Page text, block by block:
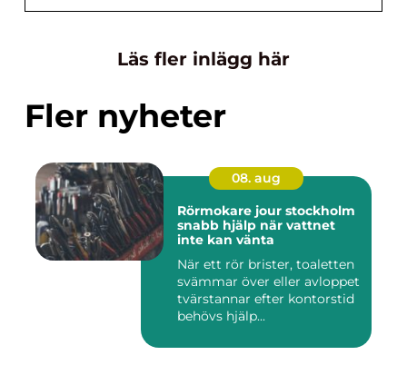
Läs fler inlägg här
Fler nyheter
08. aug
Rörmokare jour stockholm
snabb hjälp när vattnet
inte kan vänta
När ett rör brister, toaletten
svämmar över eller avloppet
tvärstannar efter kontorstid
behövs hjälp...